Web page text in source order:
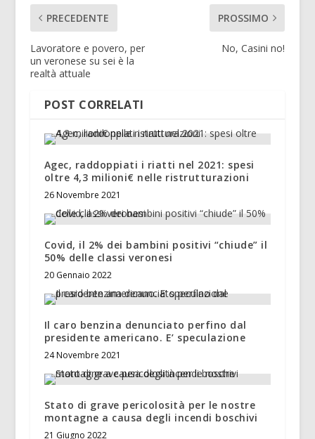
PRECEDENTE
Lavoratore e povero, per
un veronese su sei è la
realtà attuale
PROSSIMO
No, Casini no!
POST CORRELATI
Agec, raddoppiati i riatti nel 2021: spesi
oltre 4,3 milioni€ nelle ristrutturazioni
26 Novembre 2021
Covid, il 2% dei bambini positivi “chiude” il
50% delle classi veronesi
20 Gennaio 2022
Il caro benzina denunciato perfino dal
presidente americano. E’ speculazione
24 Novembre 2021
Stato di grave pericolosità per le nostre
montagne a causa degli incendi boschivi
21 Giugno 2022